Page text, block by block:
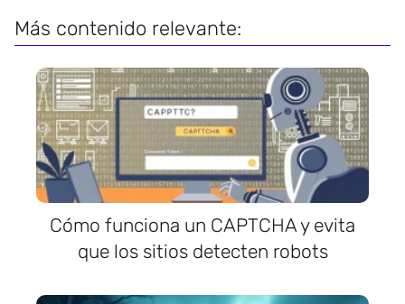
Más contenido relevante:
Cómo funciona un CAPTCHA y evita
que los sitios detecten robots